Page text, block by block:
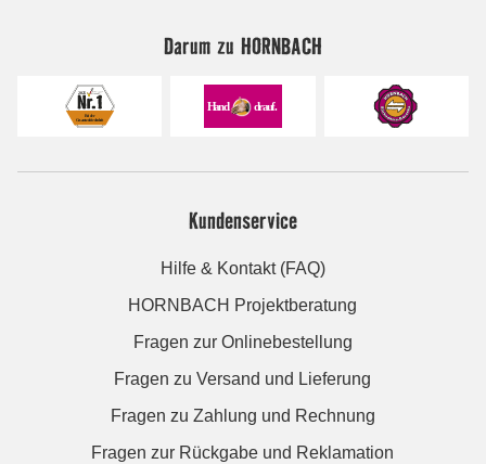
Darum zu HORNBACH
Kundenservice
Hilfe & Kontakt (FAQ)
HORNBACH Projektberatung
Fragen zur Onlinebestellung
Fragen zu Versand und Lieferung
Fragen zu Zahlung und Rechnung
Fragen zur Rückgabe und Reklamation